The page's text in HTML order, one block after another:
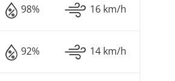
98% 16 km/h
92% 14 km/h